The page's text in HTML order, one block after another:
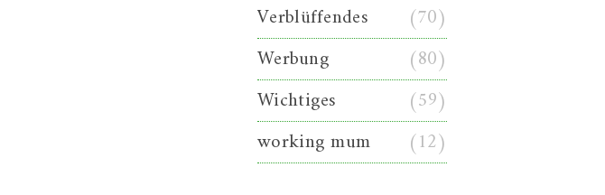
Verblüffendes
(70)
Werbung
(80)
Wichtiges
(59)
working mum
(12)